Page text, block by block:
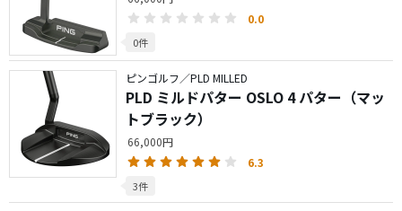
0.0
0件
ピンゴルフ／PLD MILLED
PLD ミルドパター OSLO 4 パター（マッ
トブラック）
66,000円
6.3
3件